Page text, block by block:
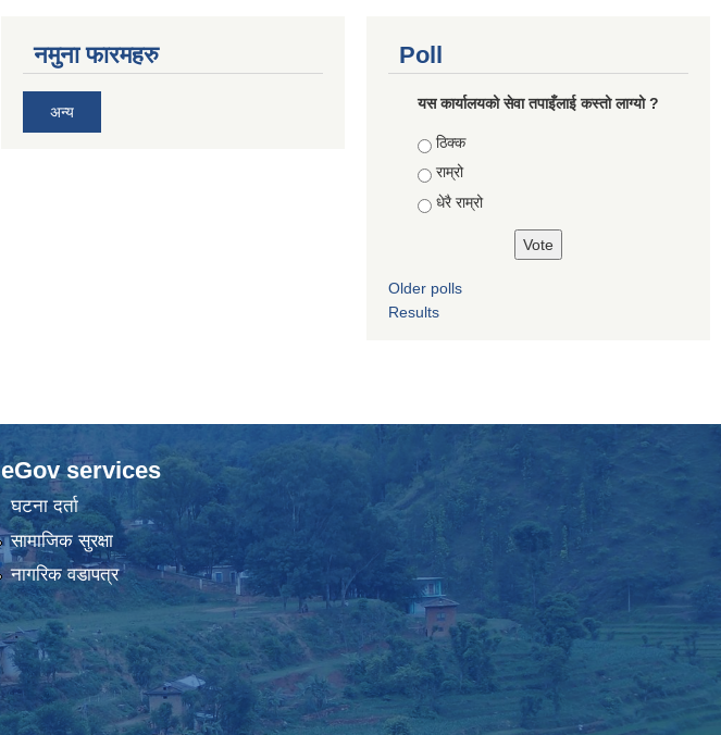
नमुना फारमहरु
अन्य
Poll
यस कार्यालयको सेवा तपाइँलाई कस्तो लाग्यो ?
Choices
ठिक्क
राम्रो
धेरै राम्रो
Older polls
Results
eGov services
घटना दर्ता
सामाजिक सुरक्षा
नागरिक वडापत्र